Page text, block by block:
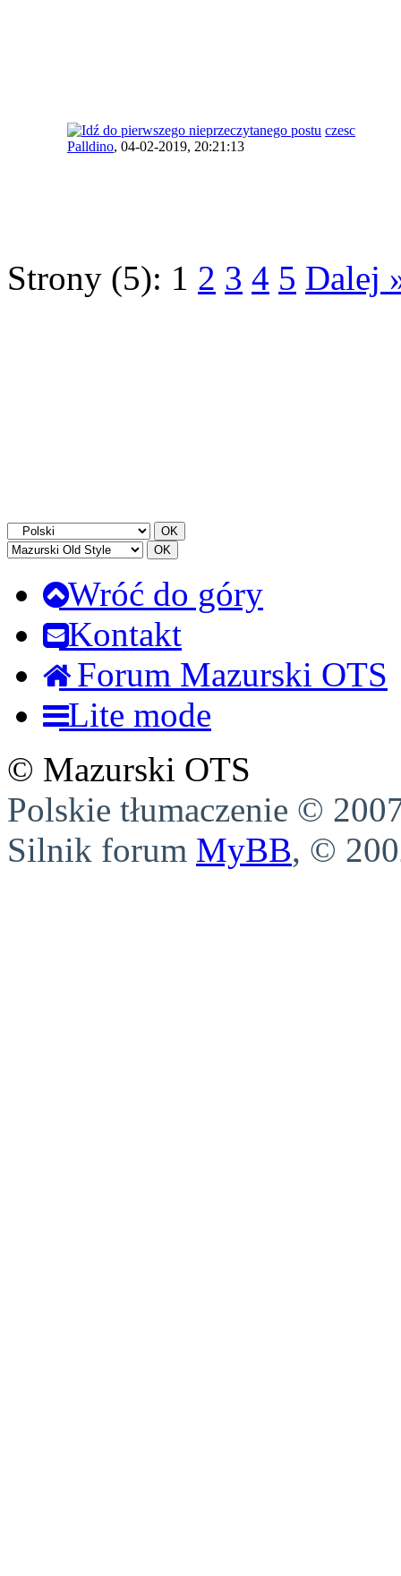
czesc
Palldino, 04-02-2019, 20:21:13
Strony (5): 1 2 3 4 5 Dalej
Wróć do góry
Kontakt
Forum Mazurski OTS
Lite mode
© Mazurski OTS
Polskie tłumaczenie ©
Silnik forum MyBB, ©